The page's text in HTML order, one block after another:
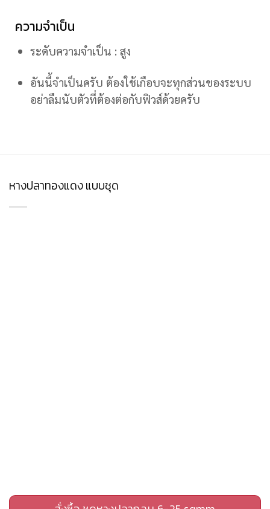
ความจำเป็น
ระดับความจำเป็น : สูง
อันนี้จำเป็นครับ ต้องใช้เกือบจะทุกส่วนของระบบ
อย่าลืมนับตัวที่ต้องต่อกับฟิวส์ด้วยครับ
หางปลาทองแดง แบบชุด